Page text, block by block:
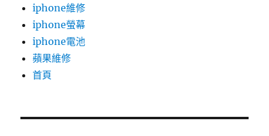
iphone維修
iphone螢幕
iphone電池
蘋果維修
首頁